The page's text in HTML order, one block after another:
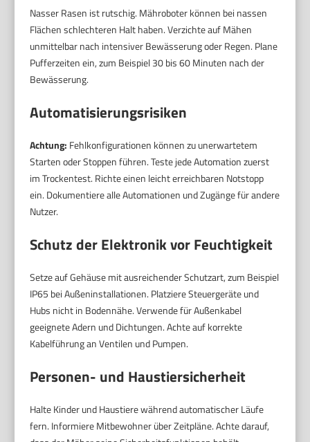
Nasser Rasen ist rutschig. Mähroboter können bei nassen
Flächen schlechteren Halt haben. Verzichte auf Mähen
unmittelbar nach intensiver Bewässerung oder Regen. Plane
Pufferzeiten ein, zum Beispiel 30 bis 60 Minuten nach der
Bewässerung.
Automatisierungsrisiken
Achtung: Fehlkonfigurationen können zu unerwartetem
Starten oder Stoppen führen. Teste jede Automation zuerst
im Trockentest. Richte einen leicht erreichbaren Notstopp
ein. Dokumentiere alle Automationen und Zugänge für andere
Nutzer.
Schutz der Elektronik vor Feuchtigkeit
Setze auf Gehäuse mit ausreichender Schutzart, zum Beispiel
IP65 bei Außeninstallationen. Platziere Steuergeräte und
Hubs nicht in Bodennähe. Verwende für Außenkabel
geeignete Adern und Dichtungen. Achte auf korrekte
Kabelführung an Ventilen und Pumpen.
Personen- und Haustiersicherheit
Halte Kinder und Haustiere während automatischer Läufe
fern. Informiere Mitbewohner über Zeitpläne. Achte darauf,